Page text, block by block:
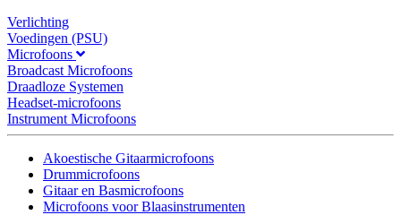
Verlichting
Voedingen (PSU)
Microfoons
Broadcast Microfoons
Draadloze Systemen
Headset-microfoons
Instrument Microfoons
Akoestische Gitaarmicrofoons
Drummicrofoons
Gitaar en Basmicrofoons
Microfoons voor Blaasinstrumenten